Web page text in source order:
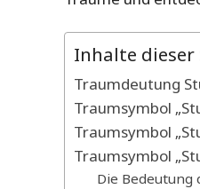
Inhalte dieser
Traumdeutung
Traumsymbol
Traumsymbol
Traumsymbol
Die Bedeutung